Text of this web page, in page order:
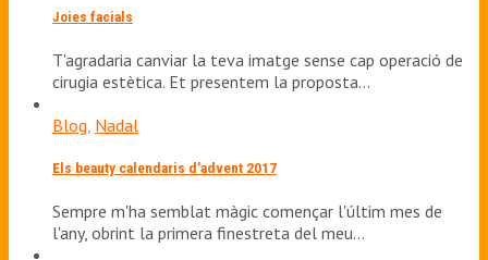
Joies facials
T'agradaria canviar la teva imatge sense cap operació de
cirugia estètica. Et presentem la proposta…
Blog Nadal
Els beauty calendaris d’advent 2017
Sempre m'ha semblat màgic començar l'últim mes de
l'any, obrint la primera finestreta del meu…